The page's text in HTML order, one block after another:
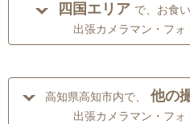
四国エリア で、お食
出張カメラマン・フ
高知県高知市内で、 他の
出張カメラマン・フ